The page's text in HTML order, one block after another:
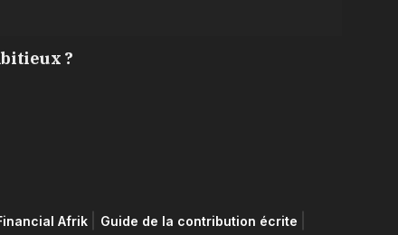
?
Afrik
Guide de la contribution écrite